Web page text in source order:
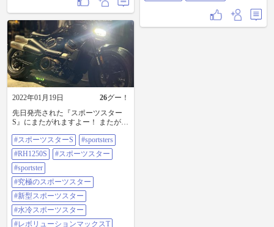
2022年01月19日 26グー！
先日発売された『スポーツスター
S』にまたがれますよー！ またがっ
さい。 別に試乗車も手配済みです
のでご試乗はもうしばらくお待ち
ください。 とりあえずじっくり見
て触れてまたがって心を躍らせて
ください。 #スポーツスターS
#sportsters #RH1250S #スポーツスタ
ー #sportster #究極のスポーツスター
#新型スポーツスター #水冷スポー
ツスター #レボリューションマック
スT #またがれます #2022年モデル
#スポーツスターS
#sportsters
#RH1250S
#スポーツスター
#sportster
#究極のスポーツスター
#新型スポーツスター
#水冷スポーツスター
#レボリューションマックスT